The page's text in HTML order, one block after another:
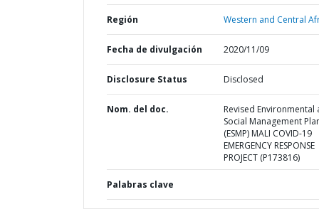
Región Western and Central
Fecha de divulgación 2020/11/09
Disclosure Status Disclosed
Nom. del doc.
Revised Environmental
Social Management
(ESMP) MALI COVID-19
EMERGENCY RESPONSE
PROJECT (P173816)
Palabras clave